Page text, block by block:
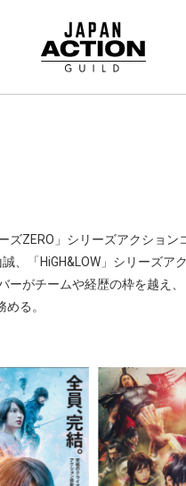
ズZERO」シリーズアクショ
、「HiGH&LOW」シリーズ
がチームや経歴の枠を越え、
る。